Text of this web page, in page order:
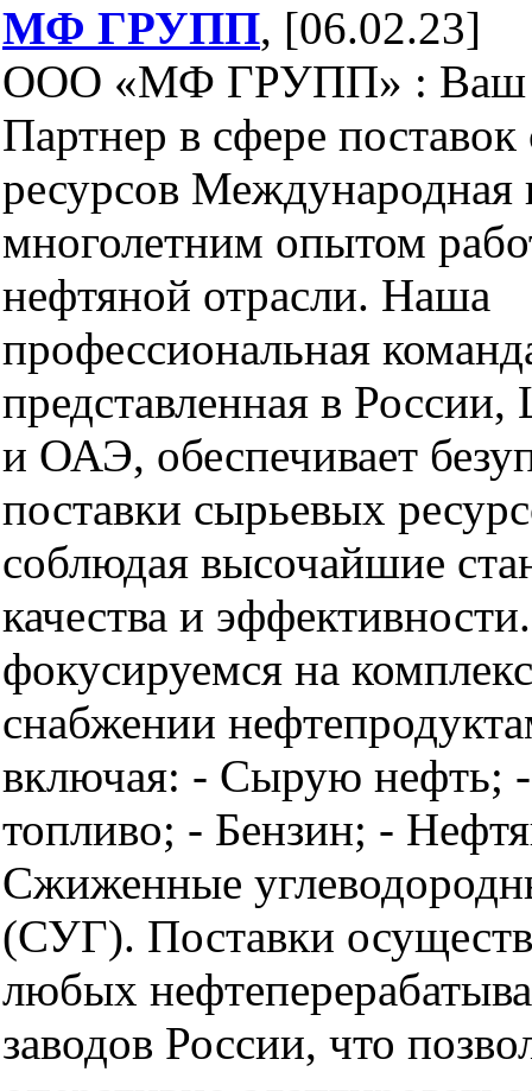
МФ ГРУПП, [06.02.23]
ООО «МФ ГРУПП» : Ваш
Партнер в сфере
ресурсов Международная
многолетним опытом
нефтяной отрасли. Наша
профессиональная
представленная в
и ОАЭ, обеспечивает
поставки сырьевых
соблюдая высочайшие
качества и
фокусируемся на
снабжении
включая: - Сырую нефть;
топливо; - Бензин; -
Сжиженные
(СУГ). Поставки
любых
заводов России, что